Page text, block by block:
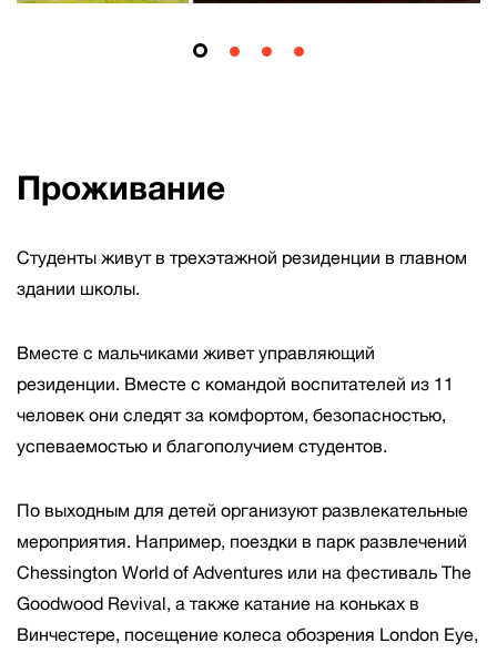
Проживание
Студенты живут в трехэтажной резиденции в главном
здании школы.
Вместе с мальчиками живет управляющий
резиденции. Вместе с командой воспитателей из 11
человек они следят за комфортом, безопасностью,
успеваемостью и благополучием студентов.
По выходным для детей организуют развлекательные
мероприятия. Например, поездки в парк развлечений
Chessington World of Adventures или на фестиваль The
Goodwood Revival, а также катание на коньках в
Винчестере, посещение колеса обозрения London Eye,